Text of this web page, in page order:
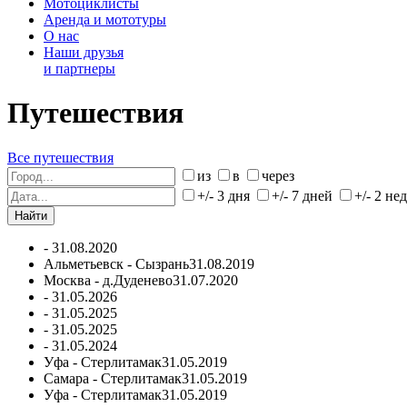
Мотоциклисты
Аренда и мототуры
О нас
Наши друзья
и партнеры
Путешествия
Все путешествия
из
в
через
+/- 3 дня
+/- 7 дней +/- 2
- 31.08.2020
Альметьевск - Сызрань31.08.2019
Москва - д.Дуденево31.07.2020
- 31.05.2026
- 31.05.2025
- 31.05.2025
- 31.05.2024
Уфа - Стерлитамак31.05.2019
Самара - Стерлитамак31.05.2019
Уфа - Стерлитамак31.05.2019